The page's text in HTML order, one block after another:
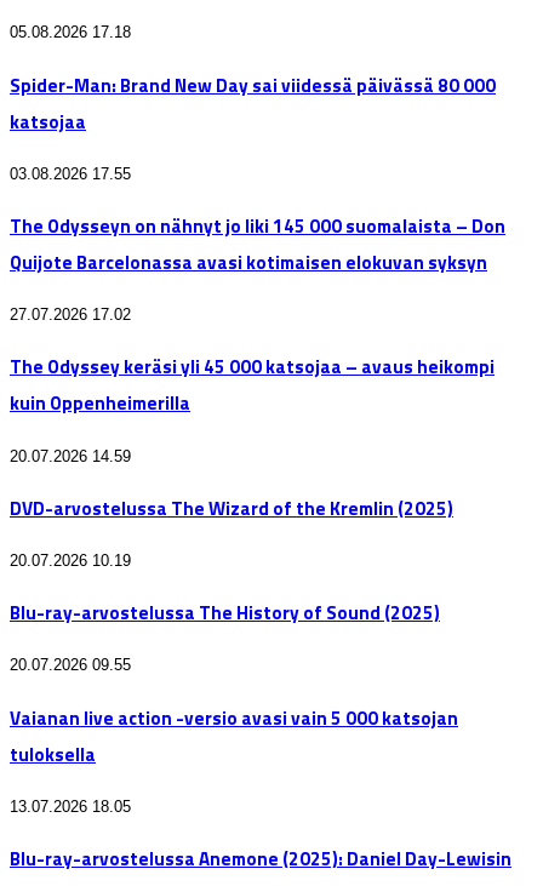
05.08.2026 17.18
Spider-Man: Brand New Day sai viidessä päivässä 80 000
katsojaa
03.08.2026 17.55
The Odysseyn on nähnyt jo liki 145 000 suomalaista – Don
Quijote Barcelonassa avasi kotimaisen elokuvan syksyn
27.07.2026 17.02
The Odyssey keräsi yli 45 000 katsojaa – avaus heikompi
kuin Oppenheimerilla
20.07.2026 14.59
DVD-arvostelussa The Wizard of the Kremlin (2025)
20.07.2026 10.19
Blu-ray-arvostelussa The History of Sound (2025)
20.07.2026 09.55
Vaianan live action -versio avasi vain 5 000 katsojan
tuloksella
13.07.2026 18.05
Blu-ray-arvostelussa Anemone (2025): Daniel Day-Lewisin